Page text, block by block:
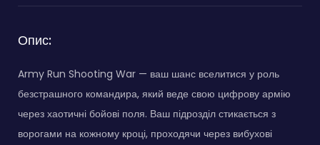
Опис:
Army Run Shooting War — ваш шанс вселитися у роль
безстрашного командира, який веде свою цифрову армію
через хаотичні бойові поля. Ваш підрозділ стикається з
ворогами на кожному кроці, проходячи через вибухові